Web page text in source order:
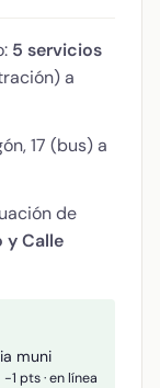
5 servicios
a
17 (bus) a
de
y Calle
muni
-1 pts · en línea